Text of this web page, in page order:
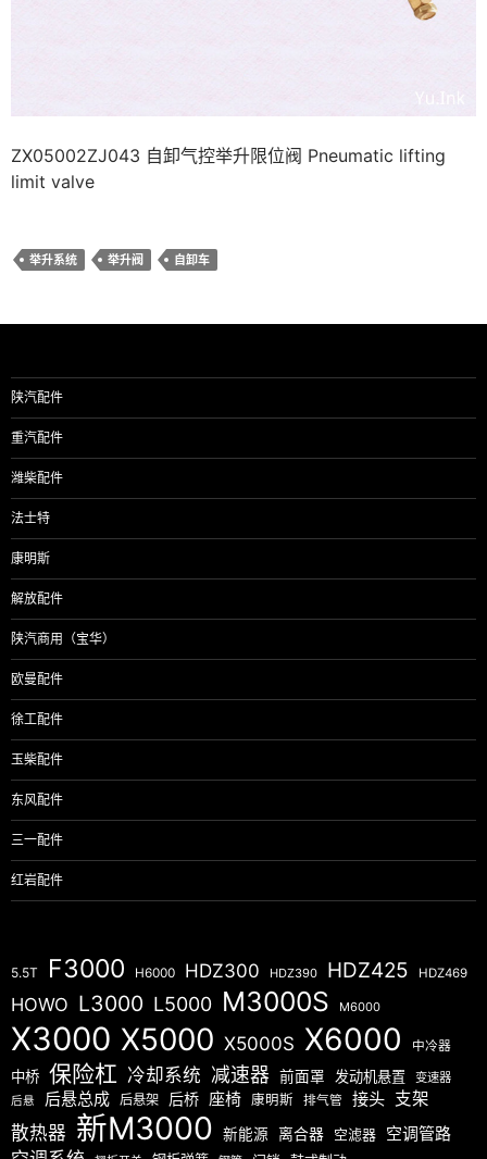
ZX05002ZJ043 自卸气控举升限位阀 Pneumatic lifting
limit valve
举升系统 举升阀 自卸车
陕汽配件
重汽配件
潍柴配件
法士特
康明斯
解放配件
陕汽商用（宝华）
欧曼配件
徐工配件
玉柴配件
东风配件
三一配件
红岩配件
5.5T F3000 H6000 HDZ300 HDZ390 HDZ425 HDZ469
HOWO L3000 L5000 M3000S M6000
X3000 X5000 X5000S X6000 中冷器
中桥 保险杠 冷却系统 减速器 前面罩 发动机悬置 变速器
后悬 后悬总成 后悬架 后桥 座椅 康明斯 排气管 接头 支架
散热器 新M3000 新能源 离合器 空滤器 空调管路